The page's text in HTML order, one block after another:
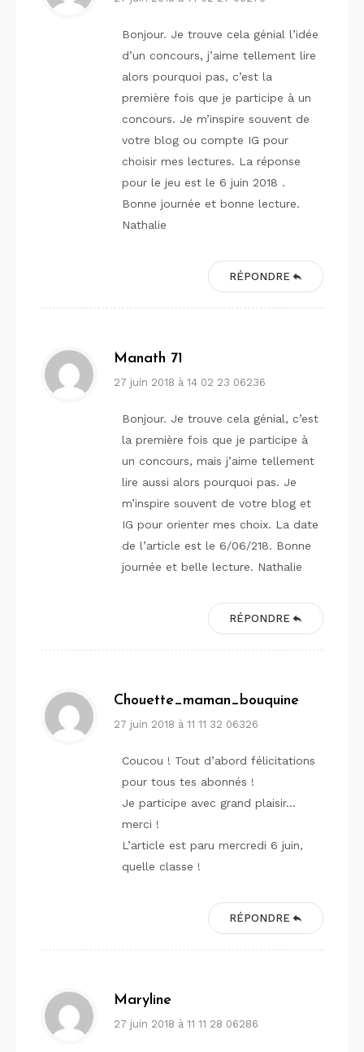
Bonjour. Je trouve cela génial l’idée
d’un concours, j’aime tellement lire
alors pourquoi pas, c’est la
première fois que je participe à un
concours. Je m’inspire souvent de
votre blog ou compte IG pour
choisir mes lectures. La réponse
pour le jeu est le 6 juin 2018 .
Bonne journée et bonne lecture.
Nathalie
RÉPONDRE
Manath 71
27 juin 2018 à 14 02 23 06236
Bonjour. Je trouve cela génial, c’est
la première fois que je participe à
un concours, mais j’aime tellement
lire aussi alors pourquoi pas. Je
m’inspire souvent de votre blog et
IG pour orienter mes choix. La date
de l’article est le 6/06/218. Bonne
journée et belle lecture. Nathalie
RÉPONDRE
Chouette_maman_bouquine
27 juin 2018 à 11 11 32 06326
Coucou ! Tout d’abord félicitations
pour tous tes abonnés !
Je participe avec grand plaisir…
merci !
L’article est paru mercredi 6 juin,
quelle classe !
RÉPONDRE
Maryline
27 juin 2018 à 11 11 28 06286